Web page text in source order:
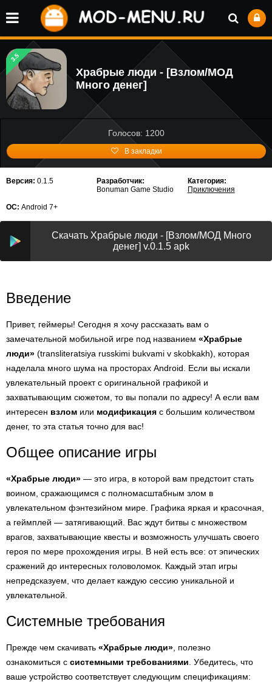
3.5
Храбрые люди - [Взлом/МОД
Много денег]
Голосов: 1200
В закладки
Версия: 0.1.5
Разработчик:
Bonuman Game Studio
Категория:
Приключения
ОС: Android 7+
Скачать Храбрые люди - [Взлом/МОД Много
денег] v.0.1.5 apk
Введение
Привет, геймеры! Сегодня я хочу рассказать вам о
замечательной мобильной игре под названием «Храбрые
люди» (transliteratsiya russkimi bukvami v skobkakh), которая
наделала много шума на просторах Android. Если вы искали
увлекательный проект с оригинальной графикой и
захватывающим сюжетом, то вы попали по адресу! А если вам
интересен взлом или модификация с большим количеством
денег, то эта статья точно для вас!
Общее описание игры
«Храбрые люди» — это игра, в которой вам предстоит стать
воином, сражающимся с полномасштабным злом в
увлекательном фэнтезийном мире. Графика яркая и красочная,
а геймплей — затягивающий. Вас ждут битвы с множеством
врагов, захватывающие квесты и возможность улучшать своего
героя по мере прохождения игры. В ней есть все: от эпических
сражений до интересных головоломок. Каждый этап игры
непредсказуем, что делает каждую сессию уникальной и
увлекательной.
Системные требования
Прежде чем скачивать «Храбрые люди» , полезно
ознакомиться с системными требованиями . Убедитесь, что
ваше устройство соответствует следующим спецификациям: